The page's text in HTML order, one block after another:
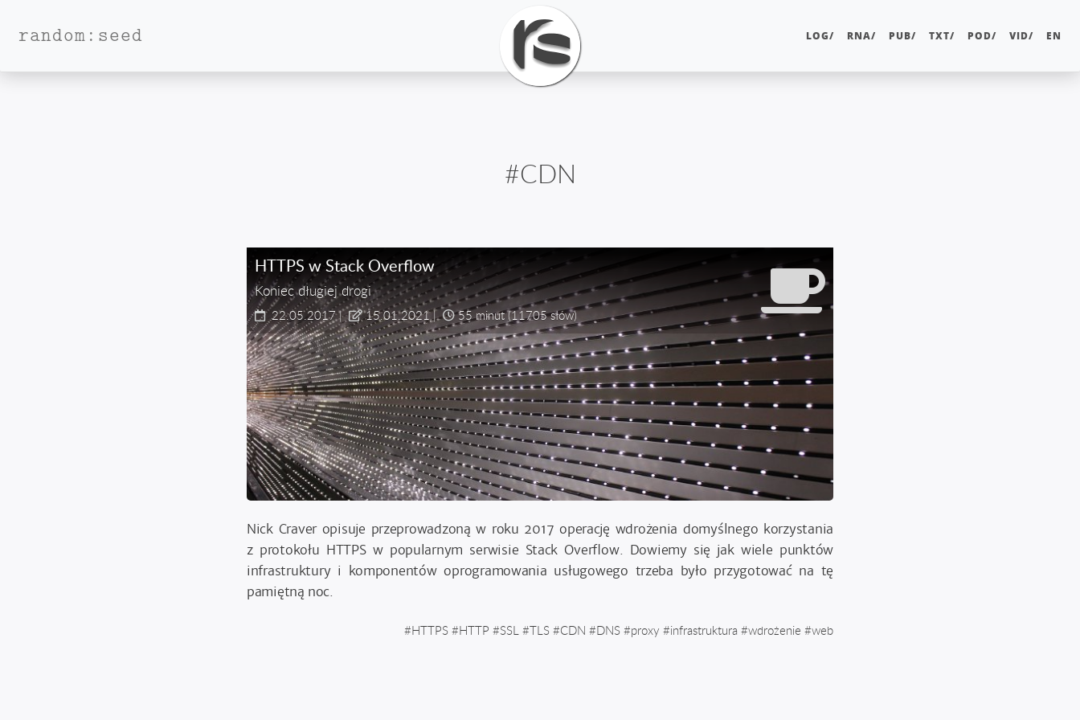
random:seed LOG/ RNA/ PUB/ TXT/ POD/ VID/ EN
#CDN
HTTPS w Stack Overflow
Koniec długiej drogi
22.05.2017| 15.01.2021 | 55 minut (11705 słów)
Nick Craver opisuje przeprowadzoną w roku 2017 operację wdrożenia domyślnego korzystania
z protokołu HTTPS w popularnym serwisie Stack Overflow. Dowiemy się jak wiele punktów
infrastruktury i komponentów oprogramowania usługowego trzeba było przygotować na tę
pamiętną noc.
#HTTPS #HTTP #SSL #TLS #CDN #DNS #proxy #infrastruktura #wdrożenie #web